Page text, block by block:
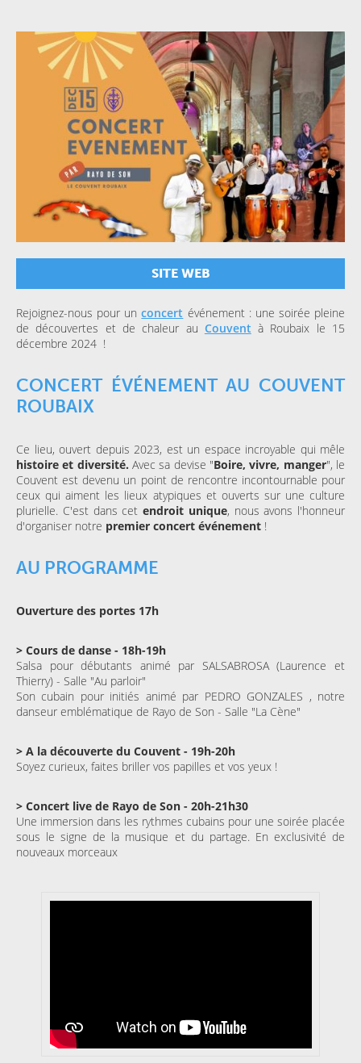
SITE WEB
Rejoignez-nous pour unconcert événement : une soirée pleine
de découvertes et de chaleur au Couvent à Roubaix le 15
décembre 2024 !
CONCERT ÉVÉNEMENT AU COUVENT
ROUBAIX
Ce lieu, ouvert depuis 2023, est un espace incroyable qui mêle
histoire et diversité. Avec sa devise "Boire, vivre, manger", le
Couvent est devenu un point de rencontre incontournable pour
ceux qui aiment les lieux atypiques et ouverts sur une culture
plurielle. C'est dans cet endroit unique, nous avons l'honneur
d'organiser notre premier concert événement !
AU PROGRAMME
Ouverture des portes 17h
> Cours de danse - 18h-19h
Salsa pour débutants animé par SALSABROSA (Laurence et
Thierry) - Salle "Au parloir"
Son cubain pour initiés animé par PEDRO GONZALES , notre
danseur emblématique de Rayo de Son - Salle "La Cène"
> A la découverte du Couvent - 19h-20h
Soyez curieux, faites briller vos papilles et vos yeux !
> Concert live de Rayo de Son - 20h-21h30
Une immersion dans les rythmes cubains pour une soirée placée
sous le signe de la musique et du partage. En exclusivité de
nouveaux morceaux